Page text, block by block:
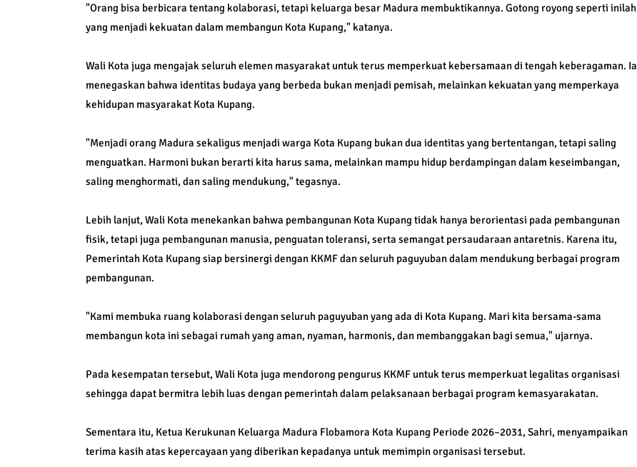
"Orang bisa berbicara tentang kolaborasi, tetapi keluarga besar Madura membuktikannya. Gotong royong seperti inilah
yang menjadi kekuatan dalam membangun Kota Kupang," katanya.
Wali Kota juga mengajak seluruh elemen masyarakat untuk terus memperkuat kebersamaan di tengah keberagaman. Ia
menegaskan bahwa identitas budaya yang berbeda bukan menjadi pemisah, melainkan kekuatan yang memperkaya
kehidupan masyarakat Kota Kupang.
"Menjadi orang Madura sekaligus menjadi warga Kota Kupang bukan dua identitas yang bertentangan, tetapi saling
menguatkan. Harmoni bukan berarti kita harus sama, melainkan mampu hidup berdampingan dalam keseimbangan,
saling menghormati, dan saling mendukung," tegasnya.
Lebih lanjut, Wali Kota menekankan bahwa pembangunan Kota Kupang tidak hanya berorientasi pada pembangunan
fisik, tetapi juga pembangunan manusia, penguatan toleransi, serta semangat persaudaraan antaretnis. Karena itu,
Pemerintah Kota Kupang siap bersinergi dengan KKMF dan seluruh paguyuban dalam mendukung berbagai program
pembangunan.
"Kami membuka ruang kolaborasi dengan seluruh paguyuban yang ada di Kota Kupang. Mari kita bersama-sama
membangun kota ini sebagai rumah yang aman, nyaman, harmonis, dan membanggakan bagi semua," ujarnya.
Pada kesempatan tersebut, Wali Kota juga mendorong pengurus KKMF untuk terus memperkuat legalitas organisasi
sehingga dapat bermitra lebih luas dengan pemerintah dalam pelaksanaan berbagai program kemasyarakatan.
Sementara itu, Ketua Kerukunan Keluarga Madura Flobamora Kota Kupang Periode 2026–2031, Sahri, menyampaikan
terima kasih atas kepercayaan yang diberikan kepadanya untuk memimpin organisasi tersebut.